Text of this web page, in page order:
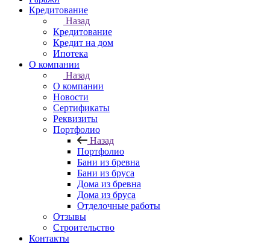
Кредитование
Назад
Кредитование
Кредит на дом
Ипотека
О компании
Назад
О компании
Новости
Сертификаты
Реквизиты
Портфолио
Назад
Портфолио
Бани из бревна
Бани из бруса
Дома из бревна
Дома из бруса
Отделочные работы
Отзывы
Строительство
Контакты